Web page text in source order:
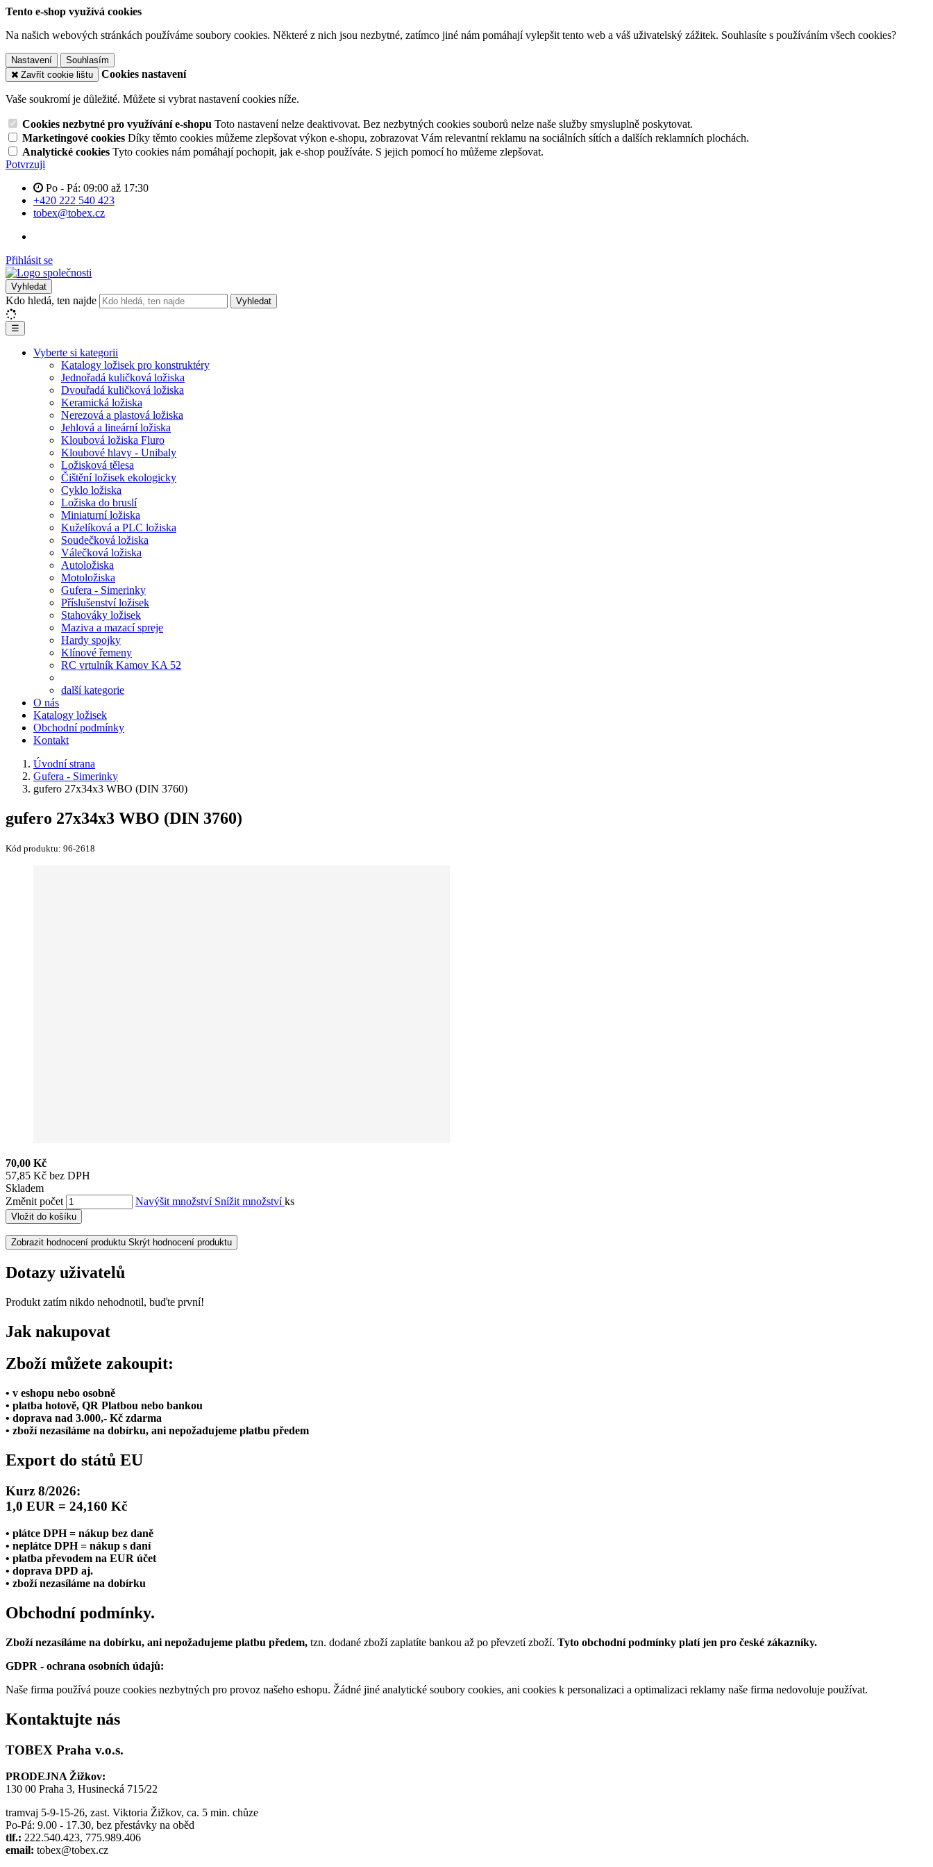
Tento e-shop využívá cookies
Na našich webových stránkách používáme soubory cookies. Některé z nich jsou nezbytné, zatímco jiné nám pomáhají vylepšit tento web a váš uživatelský zážitek. Souhlasíte s používáním všech cookies?
Nastavení
Souhlasím
Zavřít cookie lištu
Cookies nastavení
Vaše soukromí je důležité. Můžete si vybrat nastavení cookies níže.
Cookies nezbytné pro využívání e-shopu Toto nastavení nelze deaktivovat. Bez nezbytných cookies souborů nelze naše služby smysluplně poskytovat.
Marketingové cookies Díky těmto cookies můžeme zlepšovat výkon e-shopu, zobrazovat Vám relevantní reklamu na sociálních sítích a dalších reklamních plochách.
Analytické cookies Tyto cookies nám pomáhají pochopit, jak e-shop používáte. S jejich pomocí ho můžeme zlepšovat.
Potvrzuji
Po - Pá: 09:00 až 17:30
+420 222 540 423
tobex@tobex.cz
Přihlásit se
Vyhledat
Kdo hledá, ten najde Vyhledat
☰
Vyberte si kategorii
Katalogy ložisek pro konstruktéry
Jednořadá kuličková ložiska
Dvouřadá kuličková ložiska
Keramická ložiska
Nerezová a plastová ložiska
Jehlová a lineární ložiska
Kloubová ložiska Fluro
Kloubové hlavy - Unibaly
Ložisková tělesa
Čištění ložisek ekologicky
Cyklo ložiska
Ložiska do bruslí
Miniaturní ložiska
Kuželíková a PLC ložiska
Soudečková ložiska
Válečková ložiska
Autoložiska
Motoložiska
Gufera - Simerinky
Příslušenství ložisek
Stahováky ložisek
Maziva a mazací spreje
Hardy spojky
Klínové řemeny
RC vrtulník Kamov KA 52
další kategorie
O nás
Katalogy ložisek
Obchodní podmínky
Kontakt
Úvodní strana
Gufera - Simerinky
gufero 27x34x3 WBO (DIN 3760)
gufero 27x34x3 WBO (DIN 3760)
Kód produktu: 96-2618
70,00 Kč
57,85 Kč bez DPH
Skladem
Změnit počet
Navýšit množství Snížit množstvíks
Vložit do košíku
Zobrazit hodnocení produktu Skrýt hodnocení produktu
Dotazy uživatelů
Produkt zatím nikdo nehodnotil, buďte první!
Jak nakupovat
Zboží můžete zakoupit:
• v eshopu nebo osobně
• platba hotově, QR Platbou nebo bankou
• doprava nad 3.000,- Kč zdarma
• zboží nezasíláme na dobírku, ani nepožadujeme platbu předem
Export do států EU
Kurz 8/2026:
1,0 EUR = 24,160 Kč
• plátce DPH = nákup bez daně
• neplátce DPH = nákup s daní
• platba převodem na EUR účet
• doprava DPD aj.
• zboží nezasíláme na dobírku
Obchodní podmínky.
Zboží nezasíláme na dobírku, ani nepožadujeme platbu předem, tzn. dodané zboží zaplatíte bankou až po převzetí zboží. Tyto obchodní podmínky platí jen pro české zákazníky.
GDPR - ochrana osobních údajů:
Naše firma používá pouze cookies nezbytných pro provoz našeho eshopu. Žádné jiné analytické soubory cookies, ani cookies k personalizaci a optimalizaci reklamy naše firma nedovoluje používat.
Kontaktujte nás
TOBEX Praha v.o.s.
PRODEJNA Žižkov:
130 00 Praha 3, Husinecká 715/22
tramvaj 5-9-15-26, zast. Viktoria Žižkov, ca. 5 min. chůze
Po-Pá: 9.00 - 17.30, bez přestávky na oběd
tlf.: 222.540.423, 775.989.406
email: tobex@tobex.cz